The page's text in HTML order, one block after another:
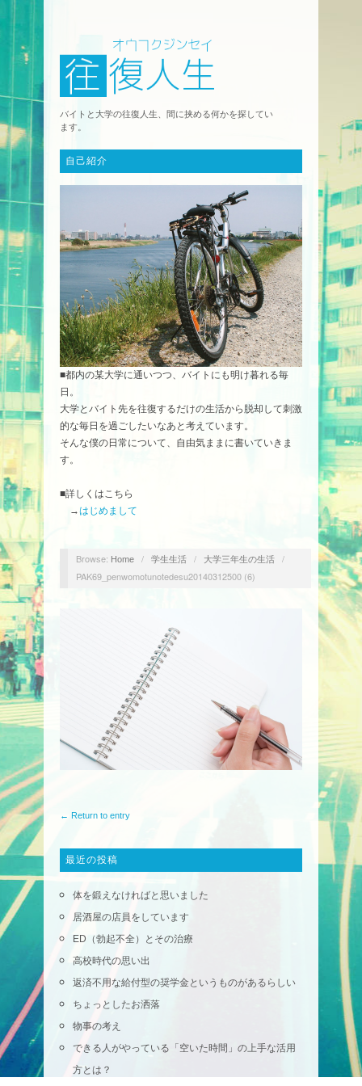
バイトと大学の往復人生、間に挟める何かを探してい
ます。
自己紹介
■都内の某大学に通いつつ、バイトにも明け暮れる毎
日。
大学とバイト先を往復するだけの生活から脱却して刺激
的な毎日を過ごしたいなあと考えています。
そんな僕の日常について、自由気ままに書いていきま
す。
■詳しくはこちら
→はじめまして
Browse: Home / 学生生活 / 大学三年生の生活
/
PAK69_penwomotunotedesu20140312500 (6)
← Return to entry
最近の投稿
体を鍛えなければと思いました
居酒屋の店員をしています
ED（勃起不全）とその治療
高校時代の思い出
返済不用な給付型の奨学金というものがあるらしい
ちょっとしたお洒落
物事の考え
できる人がやっている「空いた時間」の上手な活用
方とは？